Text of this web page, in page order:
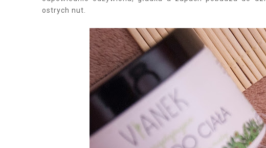
ostrych nut.